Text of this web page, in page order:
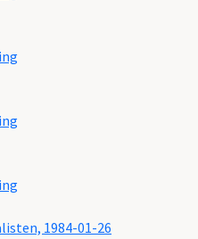
1984-01-26